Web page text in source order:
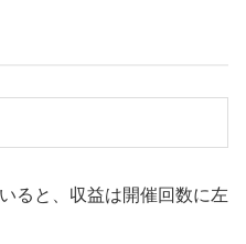
ると、収益は開催回数に左